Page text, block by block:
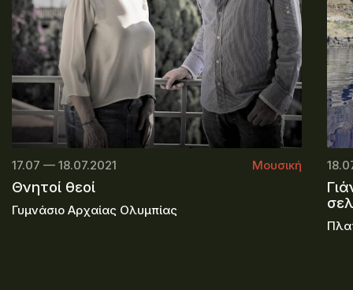
17.07 — 18.07.2021 Μουσική
Θνητοί θεοί
Γυμνάσιο Αρχαίας Ολυμπίας